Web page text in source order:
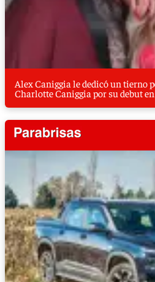
Alex Caniggia le dedicó un tierno
Charlotte Caniggia por su debut